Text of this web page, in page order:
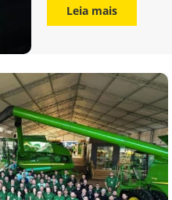
Leia mais